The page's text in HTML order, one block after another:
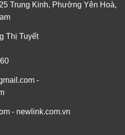
Trung Kinh, Phường Yên Hoà,
Thị Tuyết
-
- newlink.com.vn